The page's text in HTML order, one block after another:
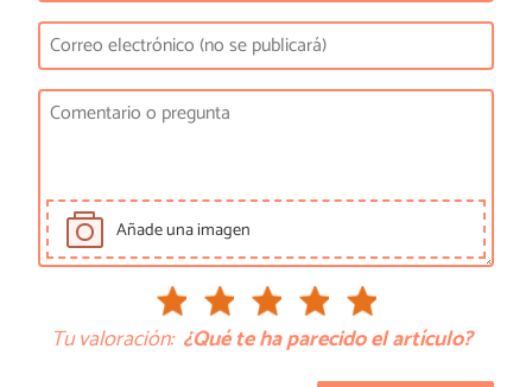
Añade una imagen
Tu valoración: ¿Qué te ha parecido el artículo?